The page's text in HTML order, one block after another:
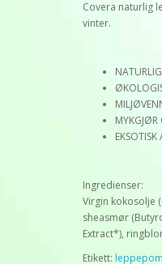
Covera naturlig
vinter.
NATURLIG
MYKGJØR
Ingredienser:
Virgin kokosolje
sheasmør
Extract*),
Etikett: